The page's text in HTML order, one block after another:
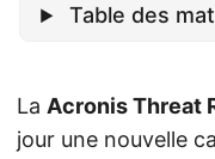
Table des
La Acronis Threat
jour une nouvelle